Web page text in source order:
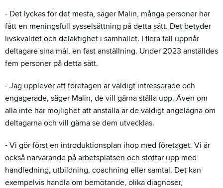
- Det lyckas för det mesta, säger Malin, många personer har
fått en meningsfull sysselsättning på detta sätt. Det betyder
livskvalitet och delaktighet i samhället. I flera fall uppnår
deltagare sina mål, en fast anställning. Under 2023 anställdes
fem personer på detta sätt.
- Jag upplever att företagen är väldigt intresserade och
engagerade, säger Malin, de vill gärna ställa upp. Även om
alla inte har möjlighet att anställa är de väldigt angelägna om
deltagarna och vill gärna se dem utvecklas.
- Vi gör först en introduktionsplan ihop med företaget. Vi är
också närvarande på arbetsplatsen och stöttar upp med
handledning, utbildning, coachning eller samtal. Det kan
exempelvis handla om bemötande, olika diagnoser,